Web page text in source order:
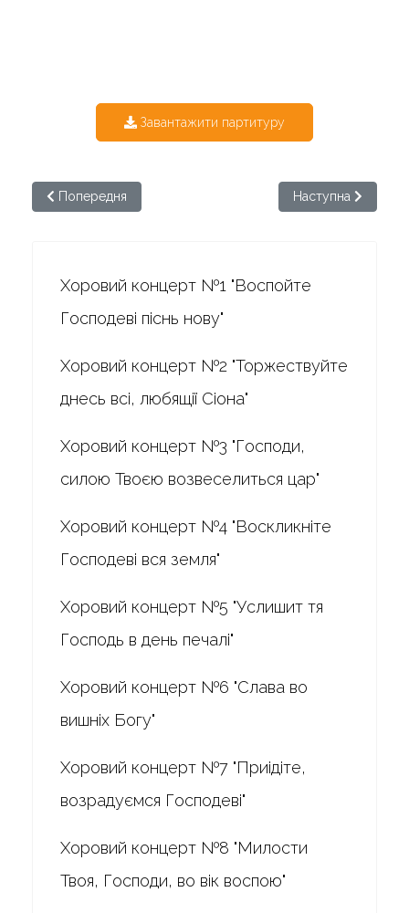
Завантажити партитуру
Попередня стаття: Бортнянський. Хоровий концерт №35
Попередня Наступна стаття:
Наступна
Хоровий концерт №1 "Воспойте
Господеві піснь нову"
Хоровий концерт №2 "Торжествуйте
днесь всі, любящії Сіона"
Хоровий концерт №3 "Господи,
силою Твоєю возвеселиться цар"
Хоровий концерт №4 "Воскликніте
Господеві вся земля"
Хоровий концерт №5 "Услишит тя
Господь в день печалі"
Хоровий концерт №6 "Слава во
вишніх Богу"
Хоровий концерт №7 "Приідіте,
возрадуємся Господеві"
Хоровий концерт №8 "Милости
Твоя, Господи, во вік воспою"